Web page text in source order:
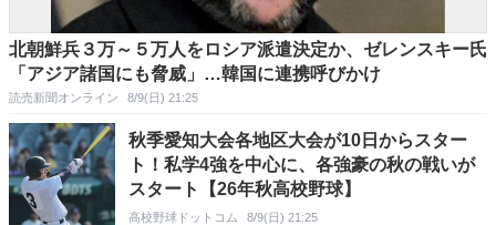
北朝鮮兵３万～５万人をロシア派遣決定か、ゼレンスキー氏
「アジア諸国にも脅威」…韓国に連携呼びかけ
読売新聞オンライン 8/9(日) 21:25
秋季愛知大会各地区大会が10日からスター
ト！私学4強を中心に、各強豪の秋の戦いが
スタート【26年秋高校野球】
高校野球ドットコム 8/9(日) 21:25